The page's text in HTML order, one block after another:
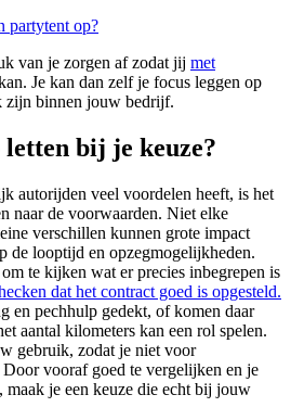
partytent op?
van je zorgen af zodat jij met
Je kan dan zelf je focus leggen op
zijn binnen jouw bedrijf.
bij je keuze?
autorijden veel voordelen heeft, is het
naar de voorwaarden. Niet elke
verschillen kunnen grote impact
de looptijd en opzegmogelijkheden.
te kijken wat er precies inbegrepen is
dat het contract goed is opgesteld.
en pechhulp gedekt, of komen daar
aantal kilometers kan een rol spelen.
gebruik, zodat je niet voor
Door vooraf goed te vergelijken en je
maak je een keuze die echt bij jouw